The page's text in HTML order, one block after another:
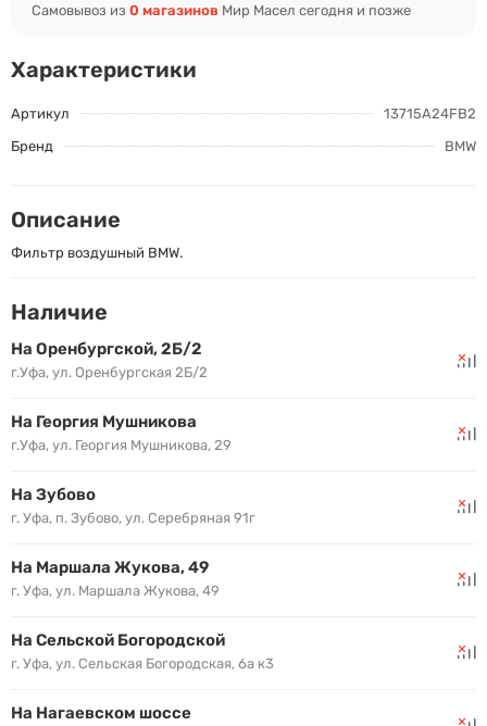
Характеристики
Артикул
13715A24FB2
Бренд
BMW
Описание
Фильтр воздушный BMW.
Самовывоз из 0 магазинов Мир Масел сегодня и позже
Наличие
На Оренбургской, 2Б/2
г.Уфа, ул. Оренбургская 2Б/2
На Георгия Мушникова
г.Уфа, ул. Георгия Мушникова, 29
На Зубово
г. Уфа, п. Зубово, ул. Серебряная 91г
На Маршала Жукова, 49
г. Уфа, ул. Маршала Жукова, 49
На Сельской Богородской
г. Уфа, ул. Сельская Богородская, 6а к3
На Нагаевском шоссе